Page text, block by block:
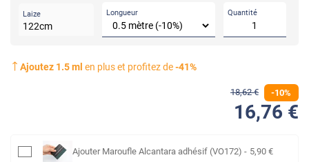
Laize
122cm
Longueur Quantité
Ajoutez 1.5ml en plus et profitez de-41%
18,62 € -10%
16,76 €
Ajouter Maroufle Alcantara adhésif (VO172) - 5,90 €